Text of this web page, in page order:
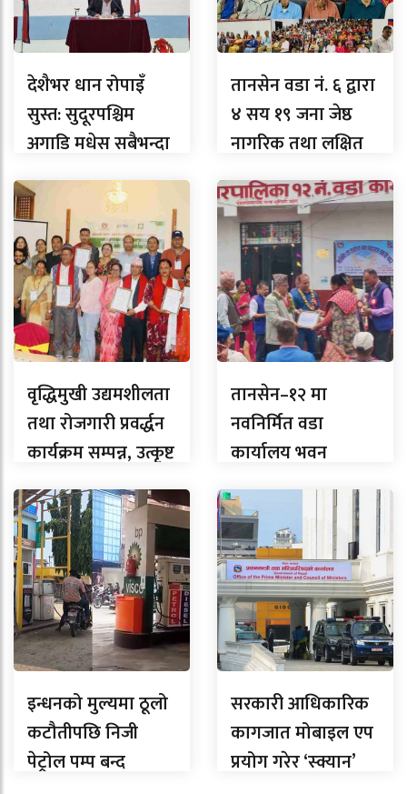
देशैभर धान रोपाइँ
सुस्त: सुदूरपश्चिम
अगाडि मधेस सबैभन्दा
पछाडि, लुम्बिनीमा
कति ?
तानसेन वडा नं. ६ द्वारा
४ सय १९ जना जेष्ठ
नागरिक तथा लक्षित
वर्गलाई सम्मान
वृद्धिमुखी उद्यमशीलता
तथा रोजगारी प्रवर्द्धन
कार्यक्रम सम्पन्न, उत्कृष्ट
उद्यमी सम्मानित
तानसेन–१२ मा
नवनिर्मित वडा
कार्यालय भवन
समुद्घाटन
इन्धनको मुल्यमा ठूलो
कटौतीपछि निजी
पेट्रोल पम्प बन्द
सरकारी आधिकारिक
कागजात मोबाइल एप
प्रयोग गरेर ‘स्क्यान’